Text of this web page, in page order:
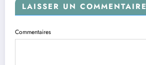
LAISSER UN COMMENTAIRE
Commentaires